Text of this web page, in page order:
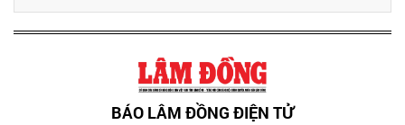
BÁO LÂM ĐỒNG ĐIỆN TỬ